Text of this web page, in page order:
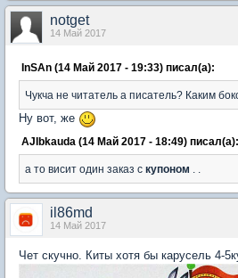
notget
14 Май 2017
InSAn (14 Май 2017 - 19:33) писал(а):
Чукча не читатель а писатель? Каким
Ну вот, же
AJIbkauda (14 Май 2017 - 18:49) писал(а):
а то висит один заказ с купоном
il86md
14 Май 2017
Чет скучно. Киты хотя бы карусель 4-